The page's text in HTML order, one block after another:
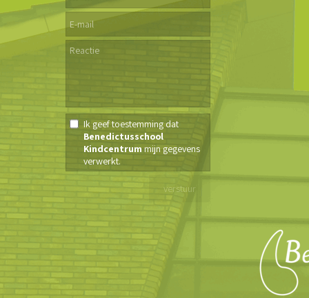
Ik geef toestemming dat
Benedictusschool
Kindcentrum mijn gegevens
verwerkt.